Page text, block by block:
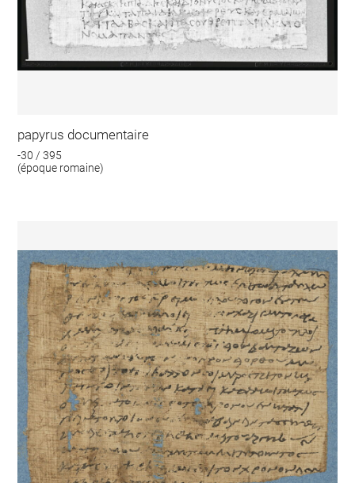
papyrus documentaire
-30 / 395
(époque romaine)